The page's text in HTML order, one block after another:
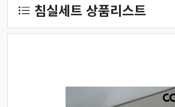
침실세트 상품리스트